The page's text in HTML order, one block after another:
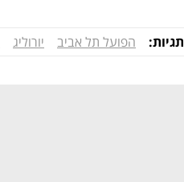
תגיות: הפועל תל אביב יורוליג